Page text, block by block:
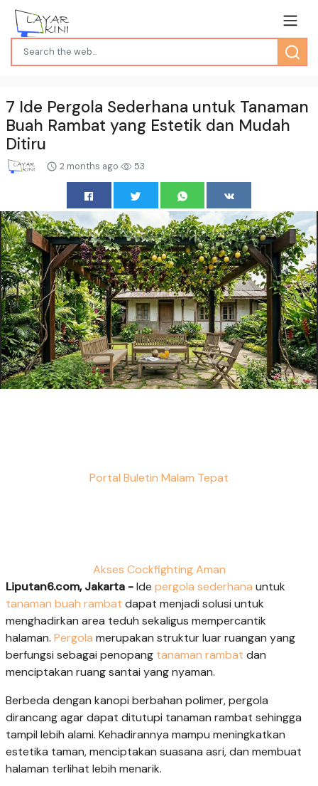
7 Ide Pergola Sederhana untuk Tanaman
Buah Rambat yang Estetik dan Mudah
Ditiru
2 months ago 53
Portal Buletin Malam Tepat
Akses Cockfighting Aman
Liputan6.com, Jakarta -Ide pergola sederhana untuk
tanaman buah rambat dapat menjadi solusi untuk
menghadirkan area teduh sekaligus mempercantik
halaman. Pergola merupakan struktur luar ruangan yang
berfungsi sebagai penopang tanaman rambat dan
menciptakan ruang santai yang nyaman.
Berbeda dengan kanopi berbahan polimer, pergola
dirancang agar dapat ditutupi tanaman rambat sehingga
tampil lebih alami. Kehadirannya mampu meningkatkan
estetika taman, menciptakan suasana asri, dan membuat
halaman terlihat lebih menarik.